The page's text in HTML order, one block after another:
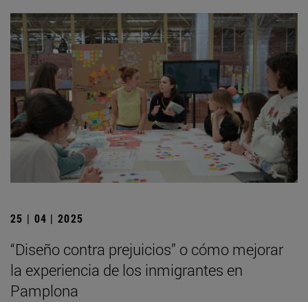
25 | 04 | 2025
“Diseño contra prejuicios” o cómo mejorar
la experiencia de los inmigrantes en
Pamplona